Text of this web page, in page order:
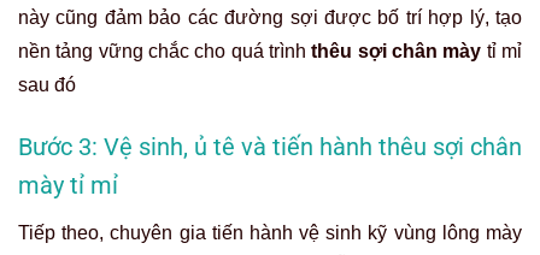
này cũng đảm bảo các đường sợi được bố trí hợp lý, tạo
nền tảng vững chắc cho quá trìnhthêu sợi chân mày tỉ mỉ
sau đó
Bước 3: Vệ sinh, ủ tê và tiến hành thêu sợi chân
mày tỉ mỉ
Tiếp theo, chuyên gia tiến hành vệ sinh kỹ vùng lông mày